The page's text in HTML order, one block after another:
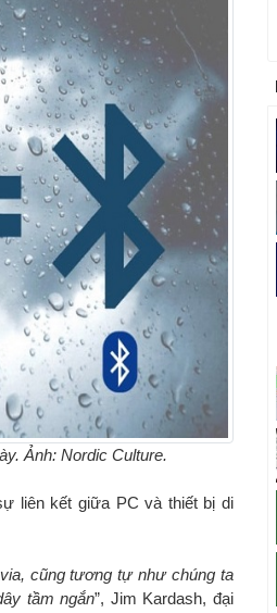
Ảnh: Nordic Culture.
liên kết giữa PC và thiết bị di
cũng tương tự như chúng ta
tầm ngắn”, Jim Kardash, đại